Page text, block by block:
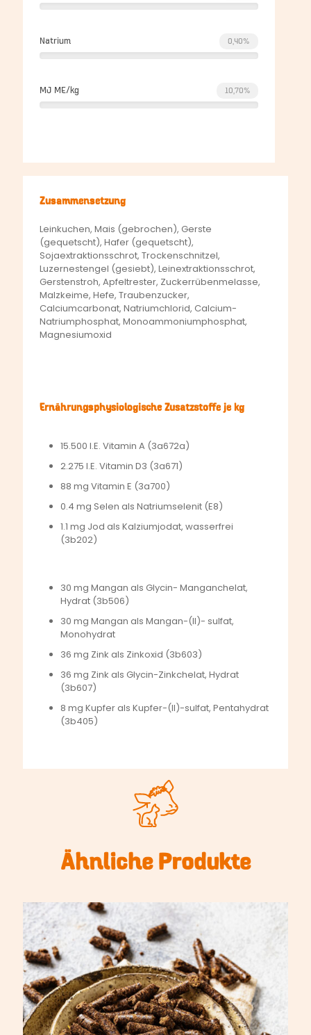
Natrium 0,40%
MJ ME/kg 10,70%
Zusammensetzung
Leinkuchen, Mais (gebrochen), Gerste
(gequetscht), Hafer (gequetscht),
Sojaextraktionsschrot, Trockenschnitzel,
Luzernestengel (gesiebt), Leinextraktionsschrot,
Gerstenstroh, Apfeltrester, Zuckerrübenmelasse,
Malzkeime, Hefe, Traubenzucker,
Calciumcarbonat, Natriumchlorid, Calcium-
Natriumphosphat, Monoammoniumphosphat,
Magnesiumoxid
Ernährungsphysiologische Zusatzstoffe je kg
15.500 I.E. Vitamin A (3a672a)
2.275 I.E. Vitamin D3 (3a671)
88 mg Vitamin E (3a700)
0.4 mg Selen als Natriumselenit (E8)
1.1 mg Jod als Kalziumjodat, wasserfrei
(3b202)
30 mg Mangan als Glycin- Manganchelat,
Hydrat (3b506)
30 mg Mangan als Mangan-(II)- sulfat,
Monohydrat
36 mg Zink als Zinkoxid (3b603)
36 mg Zink als Glycin-Zinkchelat, Hydrat
(3b607)
8 mg Kupfer als Kupfer-(II)-sulfat, Pentahydrat
(3b405)
Ähnliche Produkte